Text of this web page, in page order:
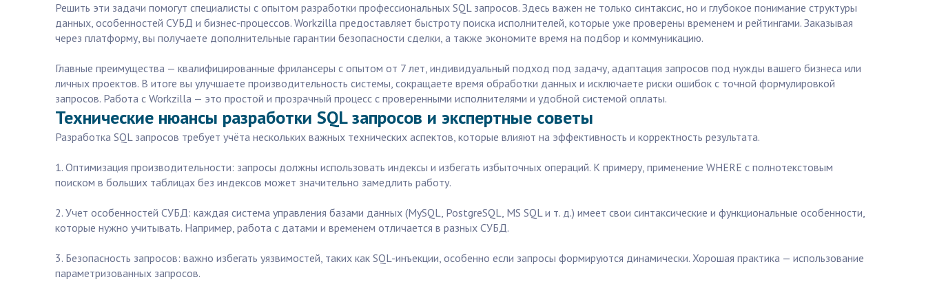
Решить эти задачи помогут специалисты с опытом разработки профессиональных SQL запросов. Здесь важен не только синтаксис, но и глубокое понимание структуры
данных, особенностей СУБД и бизнес-процессов. Workzilla предоставляет быстроту поиска исполнителей, которые уже проверены временем и рейтингами. Заказывая
через платформу, вы получаете дополнительные гарантии безопасности сделки, а также экономите время на подбор и коммуникацию.
Главные преимущества — квалифицированные фрилансеры с опытом от 7 лет, индивидуальный подход под задачу, адаптация запросов под нужды вашего бизнеса или
личных проектов. В итоге вы улучшаете производительность системы, сокращаете время обработки данных и исключаете риски ошибок с точной формулировкой
запросов. Работа с Workzilla — это простой и прозрачный процесс с проверенными исполнителями и удобной системой оплаты.
Технические нюансы разработки SQL запросов и экспертные советы
Разработка SQL запросов требует учёта нескольких важных технических аспектов, которые влияют на эффективность и корректность результата.
1. Оптимизация производительности: запросы должны использовать индексы и избегать избыточных операций. К примеру, применение WHERE с полнотекстовым
поиском в больших таблицах без индексов может значительно замедлить работу.
2. Учет особенностей СУБД: каждая система управления базами данных (MySQL, PostgreSQL, MS SQL и т. д.) имеет свои синтаксические и функциональные особенности,
которые нужно учитывать. Например, работа с датами и временем отличается в разных СУБД.
3. Безопасность запросов: важно избегать уязвимостей, таких как SQL-инъекции, особенно если запросы формируются динамически. Хорошая практика — использование
параметризованных запросов.